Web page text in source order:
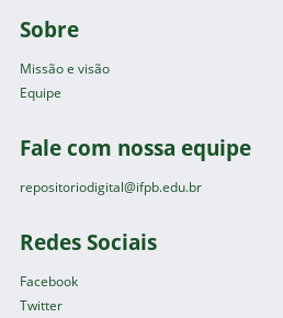
Sobre
Missão e visão
Equipe
Fale com nossa equipe
repositoriodigital@ifpb.edu.br
Redes Sociais
Facebook
Twitter